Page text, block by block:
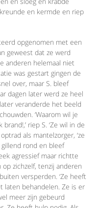
en kermde en riep
opgenomen met een
geweest dat ze werd
anderen helemaal niet
was gestart gingen de
over, maar S. bleef
dagen later werd ze heel
veranderde het beeld
‘Waarom wil je
riep S. ‘Ze wil in de
als mantelzorger, ‘ze
gillend rond en bleef
agressief maar richtte
zichzelf, tenzij anderen
versperden. ‘Ze heeft
laten behandelen. Ze is er
meer zijn gebeurd